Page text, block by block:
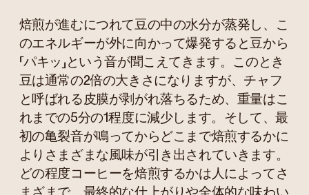
焙煎が進むにつれて豆の中の水分が蒸発し、こ
のエネルギーが外に向かって爆発すると豆から
「パキッ」という音が聞こえてきます。このとき
豆は通常の2倍の大きさになりますが、チャフ
と呼ばれる皮膜が剥がれ落ちるため、重量はこ
れまでの5分の1程度に減少します。そして、最
初の亀裂音が鳴ってからどこまで焙煎するかに
よりさまざまな風味が引き出されていきます。
どの程度コーヒーを焙煎するかは人によってさ